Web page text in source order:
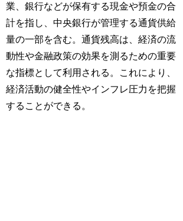
業、銀行などが保有する現金や預金の合
計を指し、中央銀行が管理する通貨供給
量の一部を含む。通貨残高は、経済の流
動性や金融政策の効果を測るための重要
な指標として利用される。これにより、
経済活動の健全性やインフレ圧力を把握
することができる。